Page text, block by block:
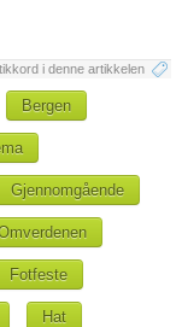
i denne artikkelen
Bergen
Gjennomgående
Fotfeste
Hat